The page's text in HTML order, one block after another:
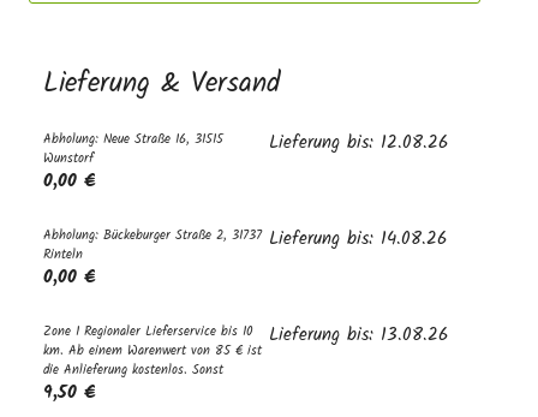
Lieferung & Versand
Abholung: Neue Straße 16, 31515
Wunstorf
0,00 €
Lieferung bis: 12.08.26
Abholung: Bückeburger Straße 2, 31737
Rinteln
0,00 €
Lieferung bis: 14.08.26
Zone 1 Regionaler Lieferservice bis 10
km. Ab einem Warenwert von 85 € ist
die Anlieferung kostenlos. Sonst
9,50 €
Lieferung bis: 13.08.26